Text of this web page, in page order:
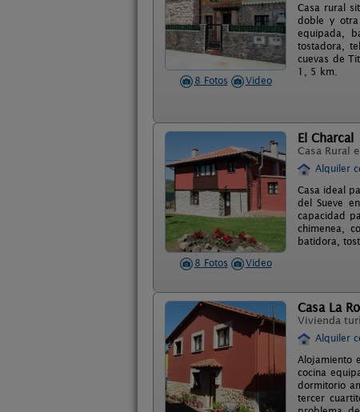
8 Fotos Video
Casa rural
doble y otra
equipada,
tostadora,
cuevas de
1, 5 km.
8 Fotos Video
El Charcal
Casa Rural
Alquiler
Casa ideal
del Sueve
capacidad
chimenea,
batidora,
Casa La
Vivienda
Alquiler
Alojamiento
cocina
dormitorio
tercer